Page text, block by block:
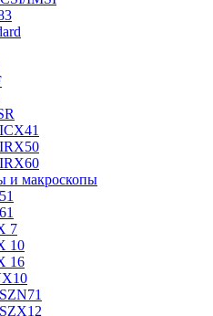
и макроскопы
7
10
16